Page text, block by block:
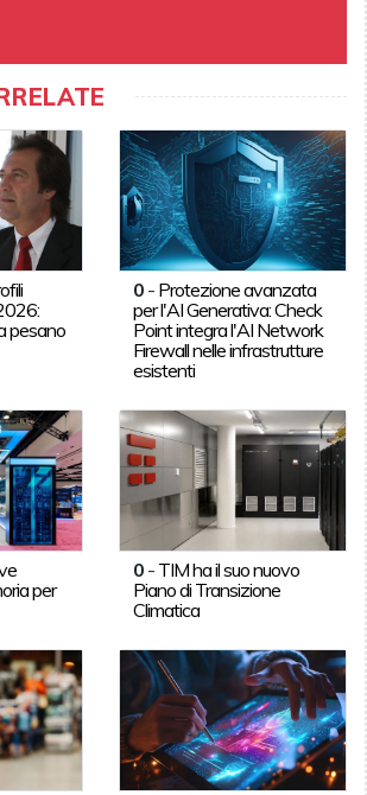
pesano
0 - Protezione avanzata
per l'AI Generativa: Check
Point integra l'AI Network
Firewall nelle infrastrutture
esistenti
per
0 - TIM ha il suo nuovo
Piano di Transizione
Climatica